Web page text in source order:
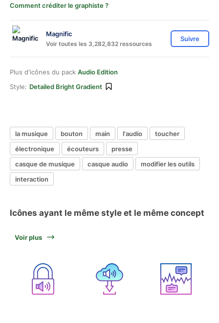
Comment créditer le graphiste ?
Magnific
Voir toutes les 3,282,832 ressources
Suivre
Plus d'icônes du pack Audio Edition
Style: Detailed Bright Gradient
la musique bouton main l'audio
toucher
électronique
écouteurs
presse
casque de musique
casque audio
modifier les outils
interaction
Icônes ayant le même style et le même concept
Voir plus